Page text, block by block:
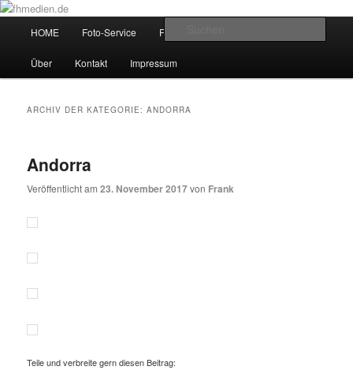
Zum
springen
Zum
springenfhmedien.de
Wir fotografieren die Hauptstadt!
HOME Foto-Service Foto-Workshops
Über Kontakt Impressum
ARCHIV DER KATEGORIE:ANDORRA
Andorra
Veröffentlicht am23. November 2017von Frank
Teile und verbreite gern diesen Beitrag: